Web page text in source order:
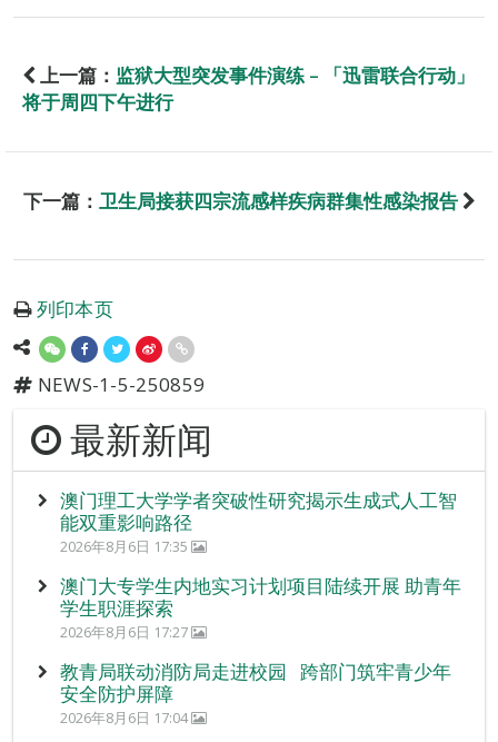
上一篇： 监狱大型突发事件演练 – 「迅雷联合行动」
将于周四下午进行
下一篇： 卫生局接获四宗流感样疾病群集性感染报告
列印本页
NEWS-1-5-250859
最新新闻
澳门理工大学学者突破性研究揭示生成式人工智
能双重影响路径
2026年8月6日 17:35
澳门大专学生内地实习计划项目陆续开展 助青年
学生职涯探索
2026年8月6日 17:27
教青局联动消防局走进校园 跨部门筑牢青少年
安全防护屏障
2026年8月6日 17:04